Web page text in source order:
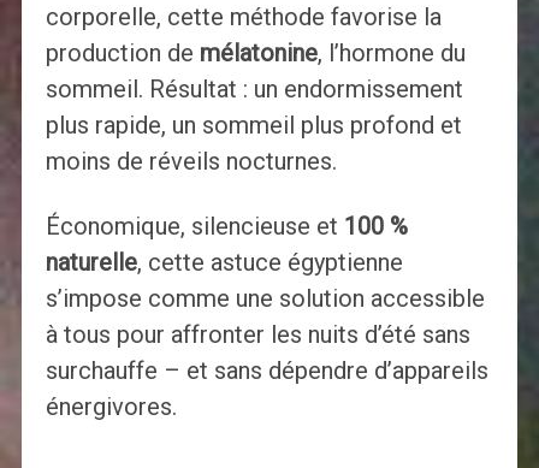
corporelle, cette méthode favorise la
production de mélatonine, l’hormone du
sommeil. Résultat : un endormissement
plus rapide, un sommeil plus profond et
moins de réveils nocturnes.
Économique, silencieuse et 100 %
naturelle, cette astuce égyptienne
s’impose comme une solution accessible
à tous pour affronter les nuits d’été sans
surchauffe – et sans dépendre d’appareils
énergivores.